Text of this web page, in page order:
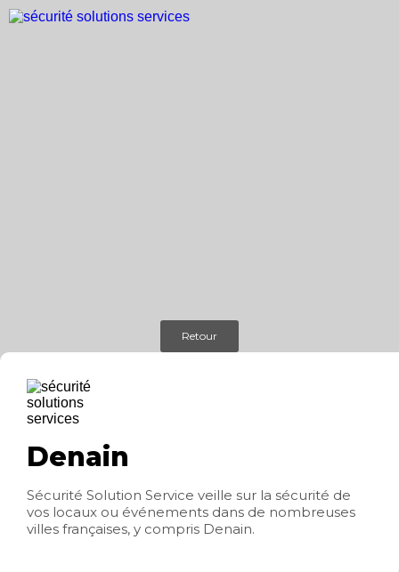
Retour
Denain
Sécurité Solution Service veille sur la sécurité de
vos locaux ou événements dans de nombreuses
villes françaises, y compris Denain.